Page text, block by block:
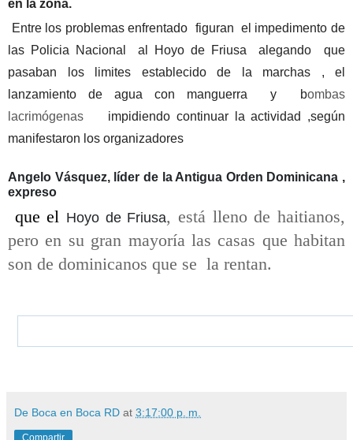
en la zona.
Entre los problemas enfrentado figuran el impedimento de
las Policia Nacional al Hoyo de Friusa alegando que
pasaban los limites establecido de la marchas , el
lanzamiento de agua con manguerra y bombas
lacrimógenas
impidiendo continuar la actividad ,según
manifestaron los organizadores
Angelo Vásquez, líder de la Antigua Orden Dominicana ,
expreso
que el Hoyo de Friusa, está lleno de haitianos,
pero en su gran mayoría las casas que habitan
son de dominicanos que se la rentan.
De Boca en Boca RD at 3:17:00 p. m.
Compartir